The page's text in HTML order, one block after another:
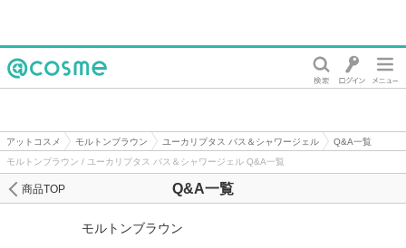
アットコスメ モルトンブラウン ユーカリプタス バス＆シャワージェル
Q&A一覧
モルトンブラウン / ユーカリプタス バス＆シャワージェル Q&A一覧
Q&A一覧
商品TOP
モルトンブラウン